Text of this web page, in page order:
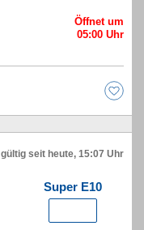
gültig seit heute, 15:07 Uhr
Super E10